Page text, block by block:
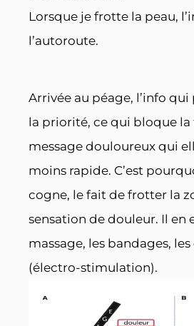
Lorsque je frotte la peau,
l’autoroute.
Arrivée au péage, l’info
la priorité, ce qui bloque la
message douloureux qui
moins rapide. C’est
cogne, le fait de frotter la
sensation de douleur. Il en
massage, les bandages,
(électro-stimulation).